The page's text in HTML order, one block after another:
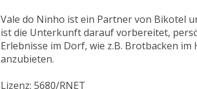
Vale do Ninho ist ein Partner von Bikotel
ist die Unterkunft darauf vorbereitet,
Erlebnisse im Dorf, wie z.B. Brotbacken
anzubieten.
Lizenz: 5680/RNET